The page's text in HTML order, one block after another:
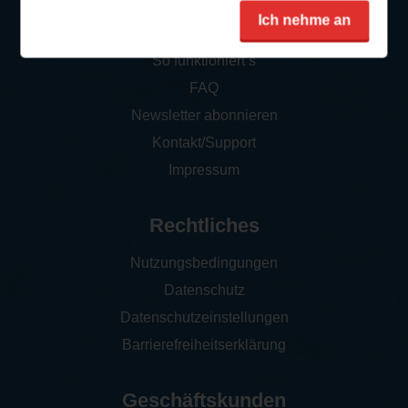
Ich nehme an
So funktioniert‘s
FAQ
Newsletter abonnieren
Kontakt/Support
Impressum
Rechtliches
Nutzungsbedingungen
Datenschutz
Datenschutzeinstellungen
Barrierefreiheitserklärung
Geschäftskunden